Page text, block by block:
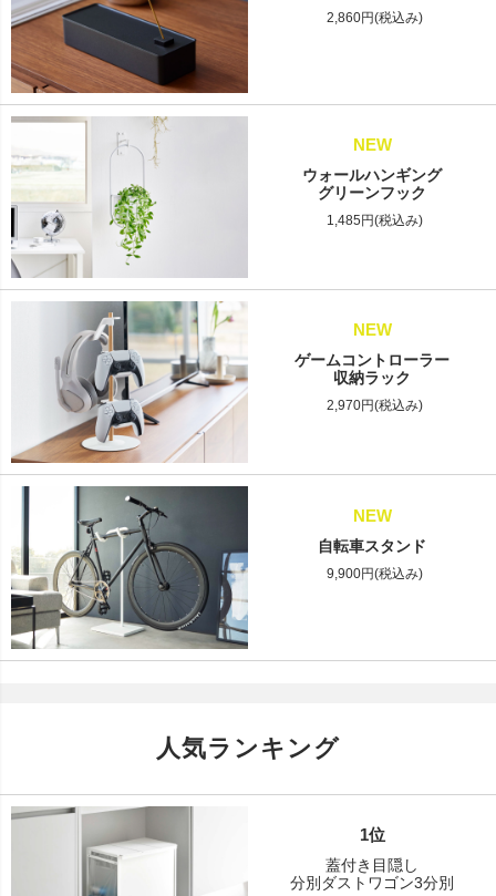
2,860円(税込み)
NEW
ウォールハンギング
グリーンフック
1,485円(税込み)
NEW
ゲームコントローラー
収納ラック
2,970円(税込み)
NEW
自転車スタンド
9,900円(税込み)
人気ランキング
1位
蓋付き目隠し
分別ダストワゴン3分別